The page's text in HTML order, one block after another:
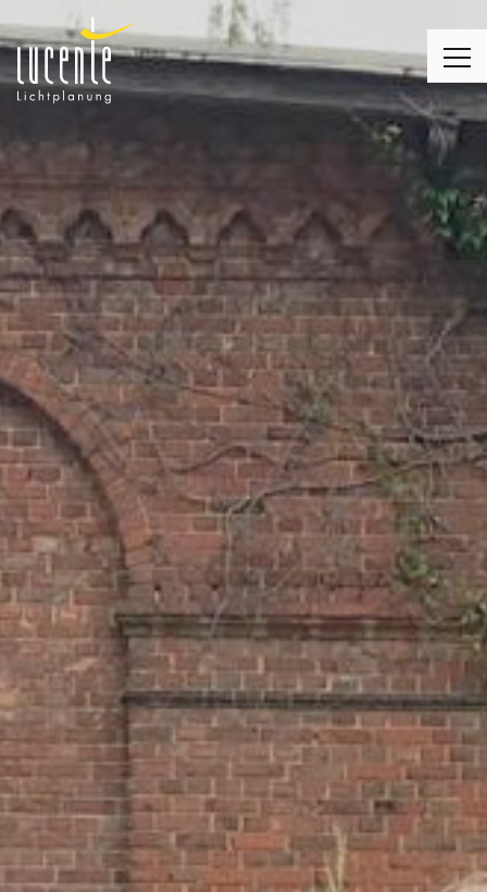
MONTAGE
LICHT & WOHNEN
LICHT & KIRCHE
LICHT & BUSINESS
KUNDENMEINUNGEN
ÜBER UNS
DAS LUCENTE TEAM
NETZWERK LICHT
JÜRGEN KLENSANG
LICHT + WOHNEN
LICHT + KIRCHE